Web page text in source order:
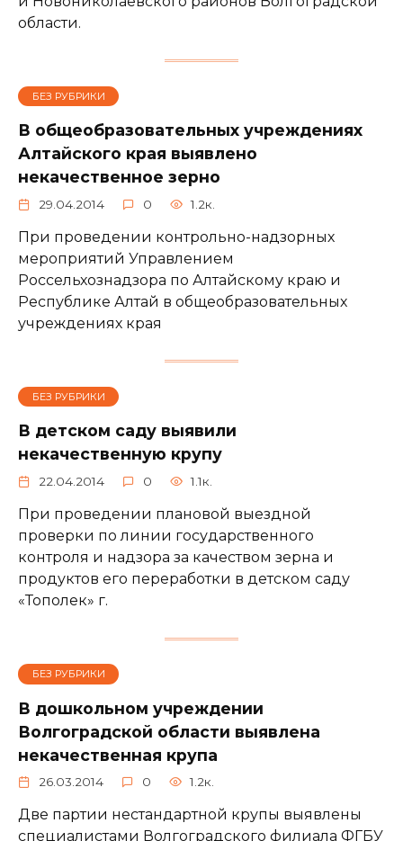
области.
БЕЗ РУБРИКИ
В общеобразовательных учреждениях
Алтайского края выявлено
некачественное зерно
29.04.2014 0 1.2к.
При проведении контрольно-надзорных
мероприятий Управлением
Россельхознадзора по Алтайскому краю и
Республике Алтай в общеобразовательных
учреждениях края
БЕЗ РУБРИКИ
В детском саду выявили
некачественную крупу
22.04.2014 0 1.1к.
При проведении плановой выездной
проверки по линии государственного
контроля и надзора за качеством зерна и
продуктов его переработки в детском саду
«Тополек» г.
БЕЗ РУБРИКИ
В дошкольном учреждении
Волгоградской области выявлена
некачественная крупа
26.03.2014 0 1.2к.
Две партии нестандартной крупы выявлены
специалистами Волгоградского филиала ФГБУ